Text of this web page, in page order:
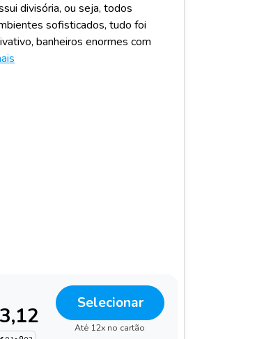
divisória, ou seja, todos
sofisticados, tudo foi
banheiros enormes com
Selecionar
Até 12x no cartão